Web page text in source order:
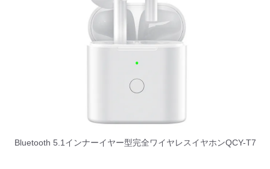
Bluetooth 5.1インナーイヤー型完全ワイヤレスイヤホンQCY-T7